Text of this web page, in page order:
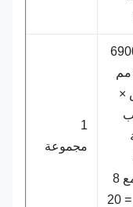
مجموعة